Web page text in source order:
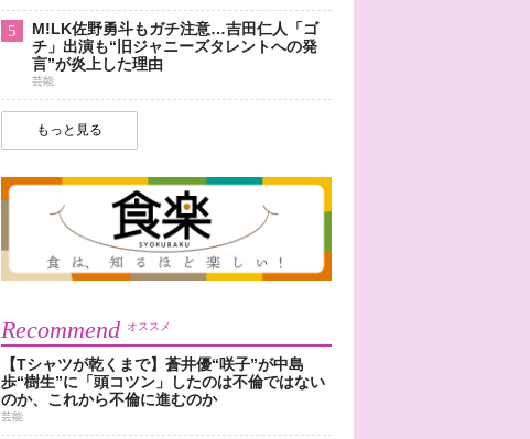
5
M!LK佐野勇斗もガチ注意…吉田仁人「ゴ
チ」出演も“旧ジャニーズタレントへの発
言”が炎上した理由
芸能
もっと見る
Recommend オススメ
【Tシャツが乾くまで】蒼井優“咲子”が中島
歩“樹生”に「頭コツン」したのは不倫ではない
のか、これから不倫に進むのか
芸能